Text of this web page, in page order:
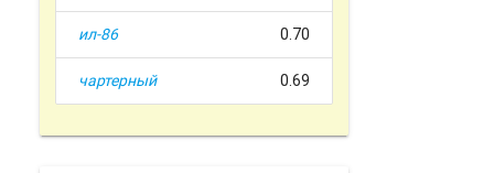
ил-86 0.70
чартерный 0.69